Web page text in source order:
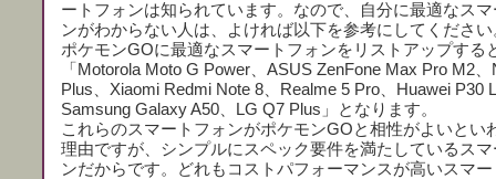
ートフォンは知られています。なので、自分に最適なス
ンがわからない人は、よければ以下を参考にしてください
ポケモンGOに最適なスマートフォンをリストアップする
「Motorola Moto G Power、ASUS ZenFone Max Pro M2
Plus、Xiaomi Redmi Note 8、Realme 5 Pro、Huawei P30
Samsung Galaxy A50、LG Q7 Plus」となります。
これらのスマートフォンがポケモンGOと相性がよいとい
理由ですが、シンプルにスペック要件を満たしているス
ンだからです。どれもコストパフォーマンスが高いスマ